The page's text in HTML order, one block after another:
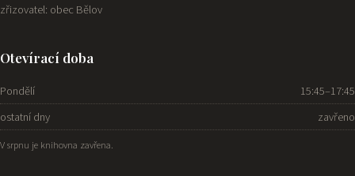
zřizovatel: obec Bělov
Otevírací doba
Pondělí
15:45–17:45
ostatní dny
zavřeno
V srpnu je knihovna zavřena.